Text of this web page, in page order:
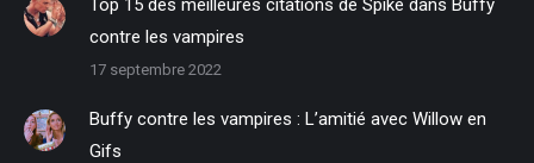
Top 15 des meilleures citations de Spike dans Buffy
contre les vampires
17 septembre 2022
Buffy contre les vampires : L’amitié avec Willow en
Gifs